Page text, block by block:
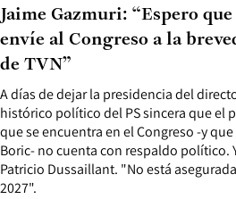
A días de dejar la presidencia del
histórico político del PS sincera que el
que se encuentra en el Congreso -y
Boric- no cuenta con respaldo político.
Patricio Dussaillant. "No está
2027".
Jaime Gazmuri: “Espero
envíe al Congreso a la
de TVN”